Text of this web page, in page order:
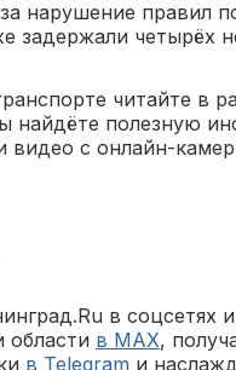
нарушение правил
задержали четырёх
читайте в
найдёте полезную
видео с онлайн-
в соцсетях
области в MAX,
в Telegram и